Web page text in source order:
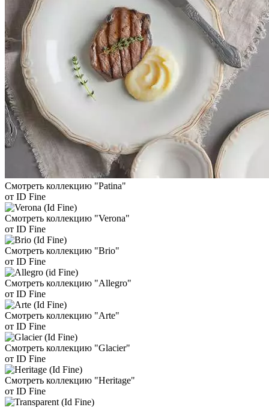
Смотреть коллекцию "Patina"
от ID Fine
Смотреть коллекцию "Verona"
от ID Fine
Смотреть коллекцию "Brio"
от ID Fine
Смотреть коллекцию "Allegro"
от ID Fine
Смотреть коллекцию "Arte"
от ID Fine
Смотреть коллекцию "Glacier"
от ID Fine
Смотреть коллекцию "Heritage"
от ID Fine